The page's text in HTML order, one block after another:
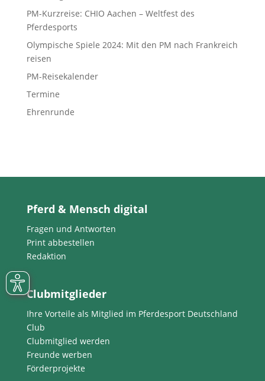
PM-Kurzreise: CHIO Aachen – Weltfest des
Pferdesports
Olympische Spiele 2024: Mit den PM nach Frankreich
reisen
PM-Reisekalender
Termine
Ehrenrunde
Pferd & Mensch digital
Fragen und Antworten
Print abbestellen
Redaktion
Clubmitglieder
Ihre Vorteile als Mitglied im Pferdesport Deutschland
Club
Clubmitglied werden
Freunde werben
Förderprojekte